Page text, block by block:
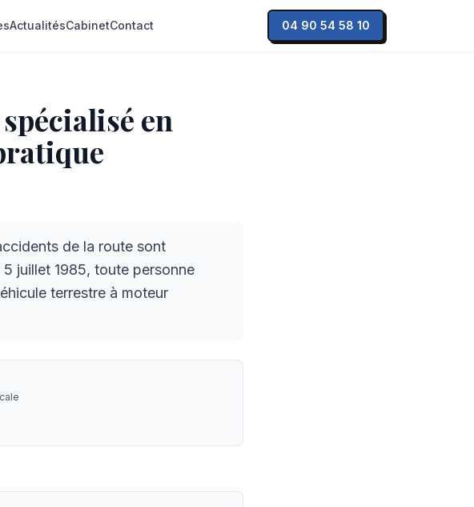
ActualitésCabinetContact 04 90 54 58 10
en
de la route sont
juillet 1985, toute personne
terrestre à moteur